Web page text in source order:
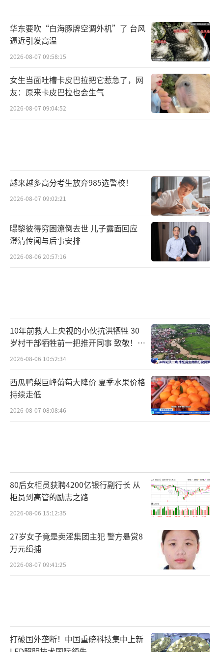
华东要吹“白海豚牌空调外机”了 台风
逼近引发高温
2026-08-07 09:58:15
女生当面吐槽卡皮巴拉把它惹急了，网
友：原来卡皮巴拉也会生气
2026-08-07 09:04:52
越来越多高分考生放弃985选警校！
2026-08-07 09:02:21
曝黎彼得穷困潦倒去世 儿子露面回应
澄清传闻与后事安排
2026-08-06 20:57:16
10年前救人上央视的小伙抗洪牺牲 30
岁村干部牺牲前一把推开同事 致敬！送
别！
2026-08-06 10:52:34
西瓜鸭梨巨峰葡萄大降价 夏季水果价格
持续走低
2026-08-07 08:08:46
80后女柜员获聘4200亿银行副行长 从
柜员到高管的励志之路
2026-08-06 15:12:35
27岁女子竟是卖淫集团主犯 警方悬赏8
万元缉捕
2026-08-07 09:41:25
打破国外垄断！中国重磅科技集中上新